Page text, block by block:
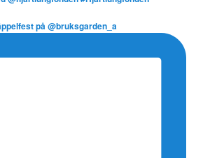
på @bruksgarden_a